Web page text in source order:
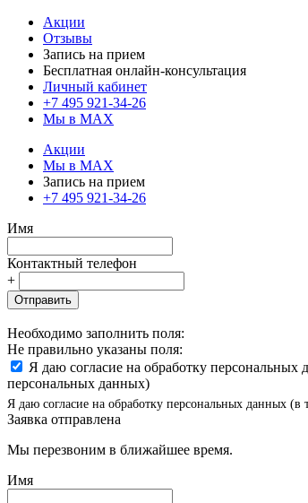
Акции
Отзывы
Запись на прием
Бесплатная онлайн-консультация
Личный кабинет
+7 495 921-34-26
Мы в MAX
Акции
Мы в MAX
Запись на прием
+7 495 921-34-26
Имя
Контактный телефон
+
Отправить
Необходимо заполнить поля:
Не правильно указаны поля:
Я даю согласие на обработку
персональных данных)
Я даю согласие на обработку персональных данных
Заявка отправлена
Мы перезвоним в ближайшее время.
Имя